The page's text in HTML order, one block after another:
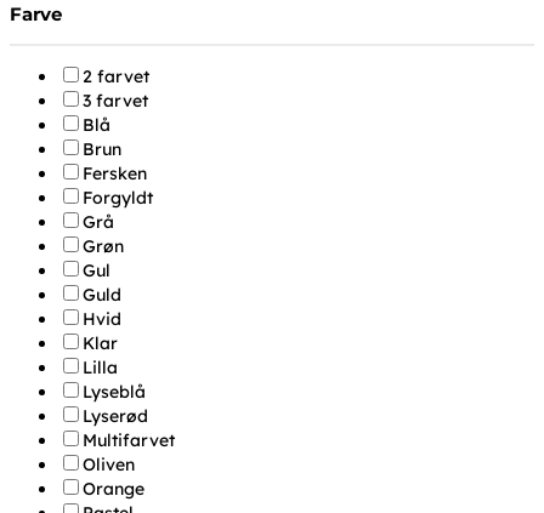
Farve
2 farvet
3 farvet
Blå
Brun
Fersken
Forgyldt
Grå
Grøn
Gul
Guld
Hvid
Klar
Lilla
Lyseblå
Lyserød
Multifarvet
Oliven
Orange